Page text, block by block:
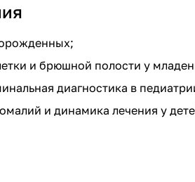
и брюшной полости у
диагностика в
и динамика лечения у